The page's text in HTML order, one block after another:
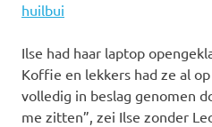
huilbui
Ilse had haar laptop
Koffie en lekkers had ze al
volledig in beslag genomen
me zitten”, zei Ilse zonder